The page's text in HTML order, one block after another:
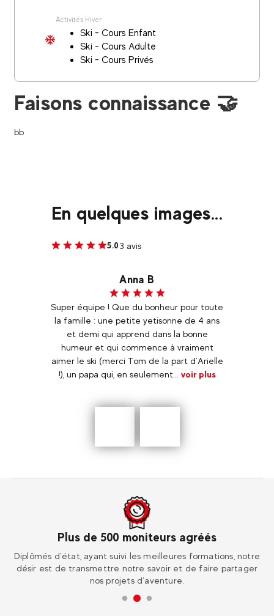
Activités Hiver
Ski - Cours Enfant
Ski - Cours Adulte
Ski - Cours Privés
Faisons connaissance 🤝
bb
En quelques images...
5.03 avis
Anna B
Super équipe ! Que du bonheur pour toute
la famille : une petite yetisonne de 4 ans
et demi qui apprend dans la bonne
humeur et qui commence à vraiment
aimer le ski (merci Tom de la part d’Arielle
!), un papa qui, en seulement... voir plus
plus
Plus de 500 moniteurs agréés
Diplômés d’état, ayant suivi les meilleures formations, notre
désir est de transmettre notre savoir et de faire partager
nos projets d’aventure.